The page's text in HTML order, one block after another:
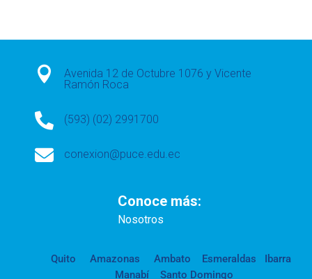

Avenida 12 de Octubre 1076 y Vicente
Ramón Roca
 (593) (02) 2991700
 conexion@puce.edu.ec
Conoce más:
Nosotros
Quito Amazonas Ambato Esmeraldas
Ibarra
Manabí
Santo Domingo